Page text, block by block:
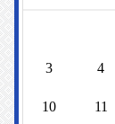
3 4
10 11